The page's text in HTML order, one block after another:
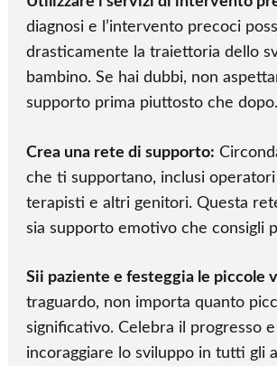
diagnosi e l’intervento precoci
drasticamente la traiettoria dello
bambino. Se hai dubbi, non
supporto prima piuttosto che dopo.
Crea una rete di supporto:
che ti supportano, inclusi operatori
terapisti e altri genitori. Questa
sia supporto emotivo che consigli
Sii paziente e festeggia le piccole
traguardo, non importa quanto
significativo. Celebra il progresso
incoraggiare lo sviluppo in tutti gli